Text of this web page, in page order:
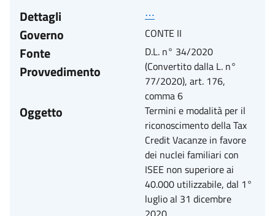
Dettagli
⋯
Governo CONTE II
Fonte
Provvedimento
D.L. n° 34/2020
(Convertito dalla L. n°
77/2020), art. 176,
comma 6
Oggetto
Termini e modalità per il
riconoscimento della Tax
Credit Vacanze in favore
dei nuclei familiari con
ISEE non superiore ai
40.000 utilizzabile, dal 1°
luglio al 31 dicembre